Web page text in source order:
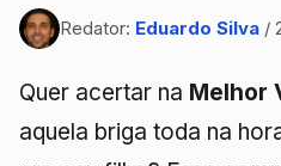
Redator: Eduardo Silva /
Quer acertar na Melhor
aquela briga toda na